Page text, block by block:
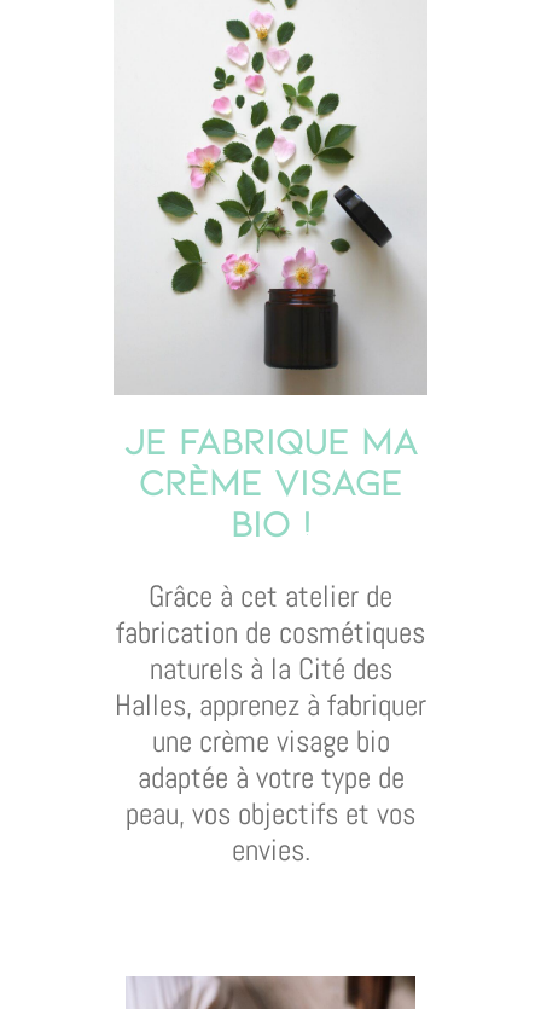
Je fabrique ma
crème visage
bio !
Grâce à cet atelier de
fabrication de cosmétiques
naturels à la Cité des
Halles, apprenez à fabriquer
une crème visage bio
adaptée à votre type de
peau, vos objectifs et vos
envies.